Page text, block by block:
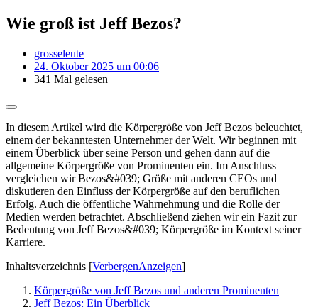
Wie groß ist Jeff Bezos?
grosseleute
24. Oktober 2025 um 00:06
341 Mal gelesen
In diesem Artikel wird die Körpergröße von Jeff Bezos beleuchtet,
einem der bekanntesten Unternehmer der Welt. Wir beginnen mit
einem Überblick über seine Person und gehen dann auf die
allgemeine Körpergröße von Prominenten ein. Im Anschluss
vergleichen wir Bezos&#039; Größe mit anderen CEOs und
diskutieren den Einfluss der Körpergröße auf den beruflichen
Erfolg. Auch die öffentliche Wahrnehmung und die Rolle der
Medien werden betrachtet. Abschließend ziehen wir ein Fazit zur
Bedeutung von Jeff Bezos&#039; Körpergröße im Kontext seiner
Karriere.
Inhaltsverzeichnis [VerbergenAnzeigen]
Körpergröße von Jeff Bezos und anderen Prominenten
Jeff Bezos: Ein Überblick